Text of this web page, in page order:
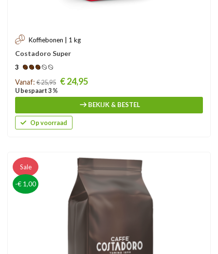
Koffiebonen | 1 kg
Costadoro Super
3
Prijs
Vanaf: € 25,95 € 24,95
U bespaart 3 %
BEKIJK & BESTEL
Op voorraad
Sale
-€ 1,00